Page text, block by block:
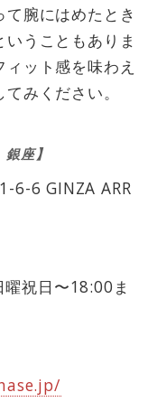
腕にはめたとき
うこともありま
ット感を味わえ
みください。
6-6 GINZA ARR
祝日〜18:00ま
座】